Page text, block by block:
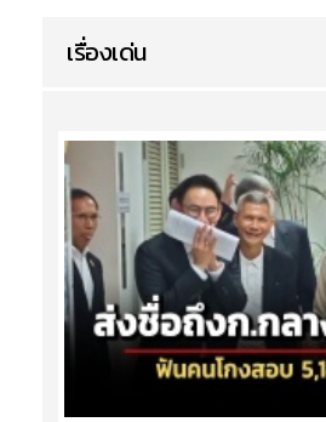
เรื่องเด่น